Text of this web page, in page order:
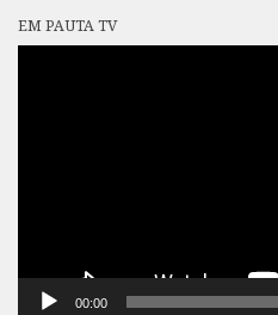
EM PAUTA TV
00:00